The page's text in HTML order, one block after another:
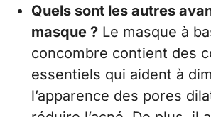
Quels sont les autres
masque ? Le masque à
concombre contient des
essentiels qui aident à
l’apparence des pores